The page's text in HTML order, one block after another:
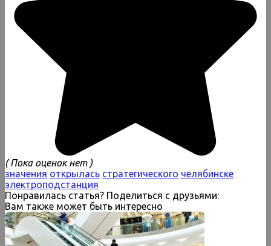
( Пока оценок нет )
значения открылась стратегического челябинске
электроподстанция
Понравилась статья? Поделиться с друзьями:
Вам также может быть интересно